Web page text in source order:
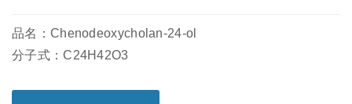
品名：Chenodeoxycholan-24-ol
分子式：C24H42O3